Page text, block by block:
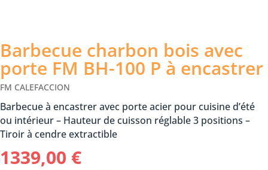
Barbecue charbon bois avec
porte FM BH-100 P à encastrer
FM CALEFACCION
Barbecue à encastrer avec porte acier pour cuisine d’été
ou intérieur – Hauteur de cuisson réglable 3 positions –
Tiroir à cendre extractible
1339,00 €